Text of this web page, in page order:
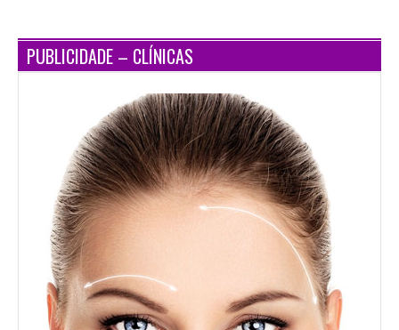
PUBLICIDADE – CLÍNICAS